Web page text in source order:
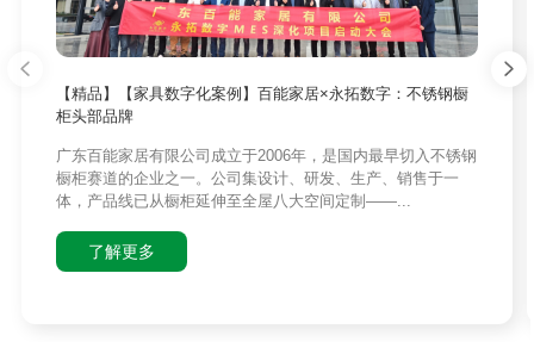
【精品】【家具数字化案例】百能家居×永拓数字：不锈钢橱
柜头部品牌
广东百能家居有限公司成立于2006年，是国内最早切入不锈钢
橱柜赛道的企业之一。公司集设计、研发、生产、销售于一
体，产品线已从橱柜延伸至全屋八大空间定制——...
了解更多